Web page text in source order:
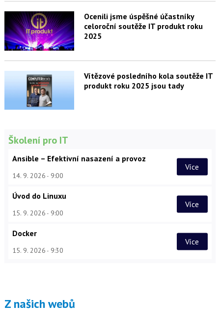
Ocenili jsme úspěšné účastníky
celoroční soutěže IT produkt roku
2025
Vítězové posledního kola soutěže IT
produkt roku 2025 jsou tady
Školení pro IT
Ansible – Efektivní nasazení a provoz
14. 9. 2026 9:00
Více
Úvod do Linuxu
15. 9. 2026 9:00
Více
Docker
15. 9. 2026 9:30
Více
Z našich webů